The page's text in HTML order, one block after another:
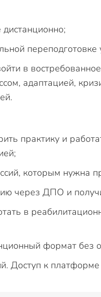
дистанционно;
переподготовке
в
адаптацией,
практику и
которым нужна
через ДПО и
в
формат без
Доступ к